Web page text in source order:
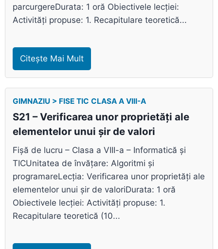
parcurgereDurata: 1 oră Obiectivele lecției:
Activități propuse: 1. Recapitulare teoretică...
Citește Mai Mult
GIMNAZIU > FISE TIC CLASA A VIII-A
S21 – Verificarea unor proprietăți ale
elementelor unui șir de valori
Fișă de lucru – Clasa a VIII-a – Informatică și
TICUnitatea de învățare: Algoritmi și
programareLecția: Verificarea unor proprietăți ale
elementelor unui șir de valoriDurata: 1 oră
Obiectivele lecției: Activități propuse: 1.
Recapitulare teoretică (10...